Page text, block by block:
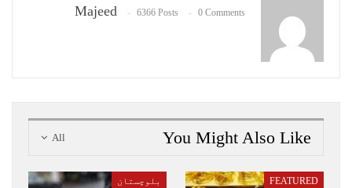
Majeed 6366 Posts 0 Comments
All You Might Also Like
FEATURED بلوچستان